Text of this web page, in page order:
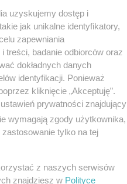
Kierowcy
uzyskujemy dostęp i
jak unikalne identyfikatory,
zapewniania
treści, badanie odbiorców oraz
dokładnych danych
identyfikacji. Ponieważ
kliknięcie „Akceptuję”.
prywatności znajdujący
wymagają zgody użytkownika,
tylko na tej
z naszych serwisów
znajdziesz w Polityce